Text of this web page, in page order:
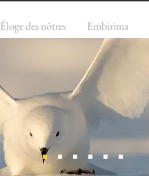
Éloge des nôtres Embirima